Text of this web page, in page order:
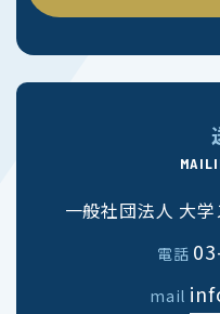
一般社団法人 大
電話
mail